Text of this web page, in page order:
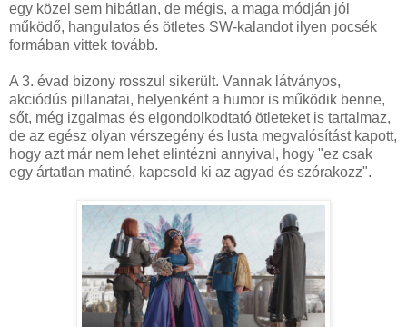
egy közel sem hibátlan, de mégis, a maga módján jól
működő, hangulatos és ötletes SW-kalandot ilyen pocsék
formában vittek tovább.
A 3. évad bizony rosszul sikerült. Vannak látványos,
akciódús pillanatai, helyenként a humor is működik benne,
sőt, még izgalmas és elgondolkodtató ötleteket is tartalmaz,
de az egész olyan vérszegény és lusta megvalósítást kapott,
hogy azt már nem lehet elintézni annyival, hogy "ez csak
egy ártatlan matiné, kapcsold ki az agyad és szórakozz".